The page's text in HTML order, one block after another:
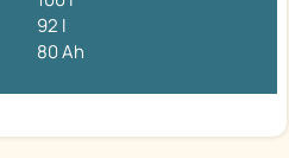
92 l
80 Ah